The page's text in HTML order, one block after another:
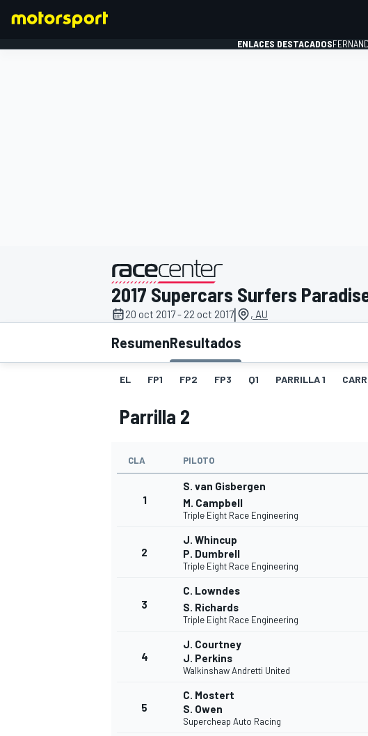
INDYCAR
ENLACES DESTACADOS
2017 Supercars Surfers
20 oct 2017 - 22 oct 2017| , AU
ResumenResultados
EL FP1 FP2 FP3 Q1 PARRILLA 1
Parrilla 2
CLA PILOTO
1
S. van Gisbergen
M. Campbell
Triple Eight Race Engineering
2
J. Whincup
P. Dumbrell
Triple Eight Race Engineering
3
C. Lowndes
S. Richards
Triple Eight Race Engineering
4
J. Courtney
J. Perkins
Walkinshaw Andretti United
5
C. Mostert
S. Owen
Supercheap Auto Racing